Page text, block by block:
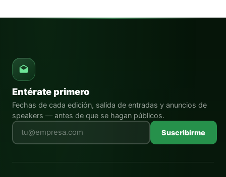
Entérate primero
Fechas de cada edición, salida de entradas y anuncios de
speakers — antes de que se hagan públicos.
Deja este campo vacío
Suscribirme